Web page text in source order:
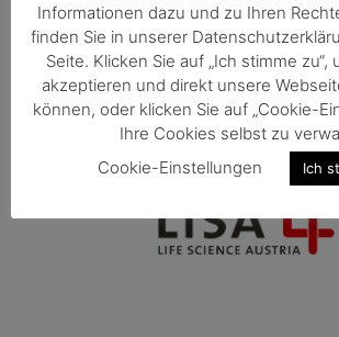
Informationen dazu und zu Ihren
finden Sie in unserer
Seite. Klicken Sie auf „Ich stimme zu“,
akzeptieren und direkt unsere
können, oder klicken Sie auf „Cookie-
Ihre Cookies selbst zu
Cookie-Einstellungen
Ich